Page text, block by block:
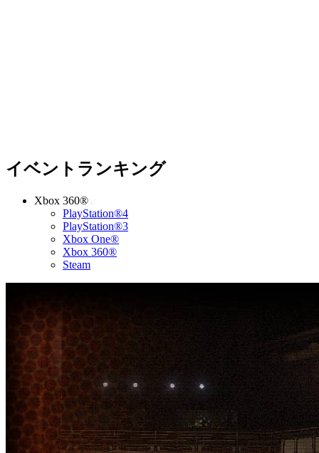
イベントランキング
Xbox 360®
PlayStation®4
PlayStation®3
Xbox One®
Xbox 360®
Steam